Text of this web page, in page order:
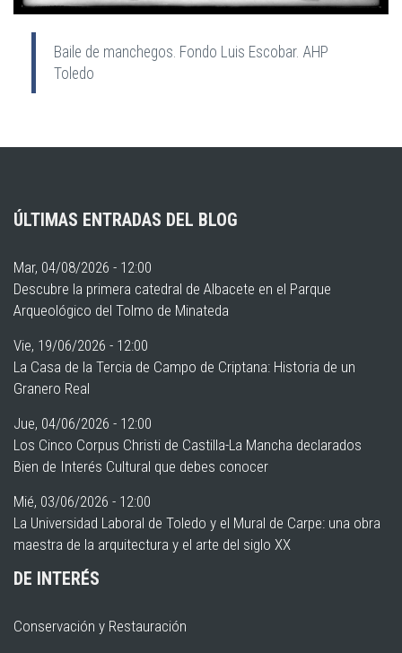
Baile de manchegos. Fondo Luis Escobar. AHP
Toledo
ÚLTIMAS ENTRADAS DEL BLOG
Mar, 04/08/2026 - 12:00
Descubre la primera catedral de Albacete en el Parque
Arqueológico del Tolmo de Minateda
Vie, 19/06/2026 - 12:00
La Casa de la Tercia de Campo de Criptana: Historia de un
Granero Real
Jue, 04/06/2026 - 12:00
Los Cinco Corpus Christi de Castilla-La Mancha declarados
Bien de Interés Cultural que debes conocer
Mié, 03/06/2026 - 12:00
La Universidad Laboral de Toledo y el Mural de Carpe: una obra
maestra de la arquitectura y el arte del siglo XX
DE INTERÉS
Conservación y Restauración